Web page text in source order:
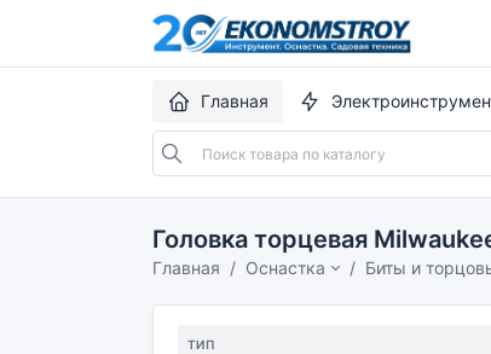
Главная
Головка торцевая
Главная Оснастка Биты и
ТИП